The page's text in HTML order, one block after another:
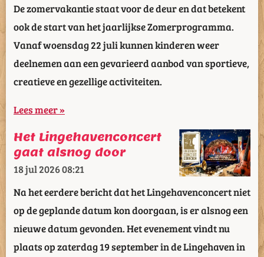
De zomervakantie staat voor de deur en dat betekent
ook de start van het jaarlijkse Zomerprogramma.
Vanaf woensdag 22 juli kunnen kinderen weer
deelnemen aan een gevarieerd aanbod van sportieve,
creatieve en gezellige activiteiten.
Lees meer »
Het Lingehavenconcert
gaat alsnog door
18 jul 202608:21
Na het eerdere bericht dat het Lingehavenconcert niet
op de geplande datum kon doorgaan, is er alsnog een
nieuwe datum gevonden. Het evenement vindt nu
plaats op zaterdag 19 september in de Lingehaven in